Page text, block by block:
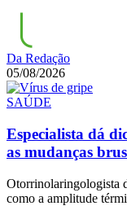
Da Redação
05/08/2026
SAÚDE
Especialista dá
as mudanças
Otorrinolaringologista
como a amplitude